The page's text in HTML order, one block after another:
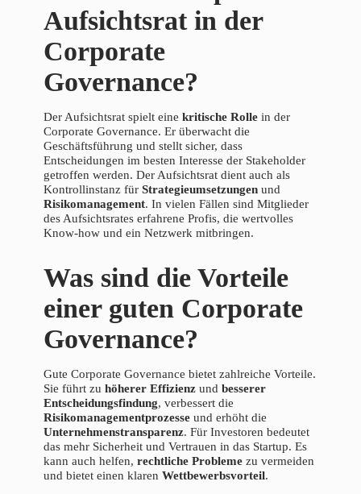
Aufsichtsrat in der
Corporate
Governance?
Der Aufsichtsrat spielt eine kritische Rolle in der
Corporate Governance. Er überwacht die
Geschäftsführung und stellt sicher, dass
Entscheidungen im besten Interesse der Stakeholder
getroffen werden. Der Aufsichtsrat dient auch als
Kontrollinstanz für Strategieumsetzungen und
Risikomanagement. In vielen Fällen sind Mitglieder
des Aufsichtsrates erfahrene Profis, die wertvolles
Know-how und ein Netzwerk mitbringen.
Was sind die Vorteile
einer guten Corporate
Governance?
Gute Corporate Governance bietet zahlreiche Vorteile.
Sie führt zu höherer Effizienz und besserer
Entscheidungsfindung, verbessert die
Risikomanagementprozesse und erhöht die
Unternehmenstransparenz. Für Investoren bedeutet
das mehr Sicherheit und Vertrauen in das Startup. Es
kann auch helfen, rechtliche Probleme zu vermeiden
und bietet einen klaren Wettbewerbsvorteil.